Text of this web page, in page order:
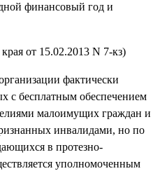
финансовый год и
от 15.02.2013 N 7-кз)
фактически
с бесплатным обеспечением
малоимущих граждан и
инвалидами, но по
в протезно-
уполномоченным